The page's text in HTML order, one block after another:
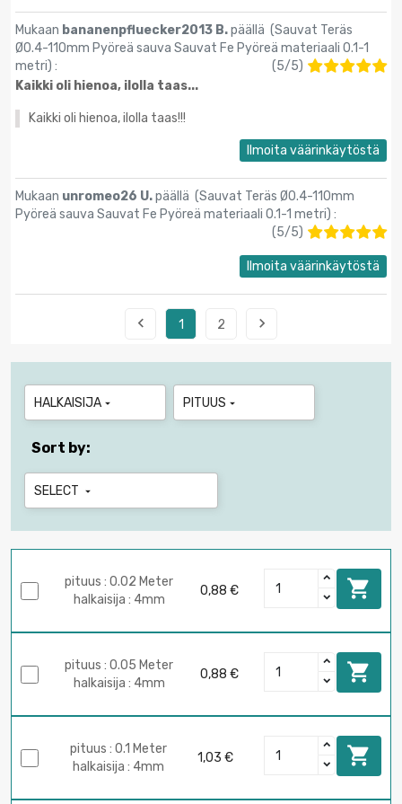
Mukaan bananenpfluecker2013 B.päällä (Sauvat Teräs
Ø0.4-110mm Pyöreä sauva Sauvat Fe Pyöreä materiaali 0.1-1
metri) : (5/5)
Kaikki oli hienoa, ilolla taas...
Kaikki oli hienoa, ilolla taas!!!
Ilmoita väärinkäytöstä
Mukaan unromeo26 U.päällä (Sauvat Teräs Ø0.4-110mm
Pyöreä sauva Sauvat Fe Pyöreä materiaali 0.1-1 metri) :
(5/5)
Ilmoita väärinkäytöstä
 1 2 
HALKAISIJA  PITUUS 
Sort by:
SELECT 
pituus : 0.02 Meter
halkaisija : 4mm
0,88 € 
pituus : 0.05 Meter
halkaisija : 4mm
0,88 € 
pituus : 0.1 Meter
halkaisija : 4mm
1,03 € 